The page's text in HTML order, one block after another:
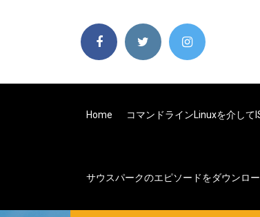
Home コマンドラインLinuxを介して
サウスパークのエピソードをダウンロ